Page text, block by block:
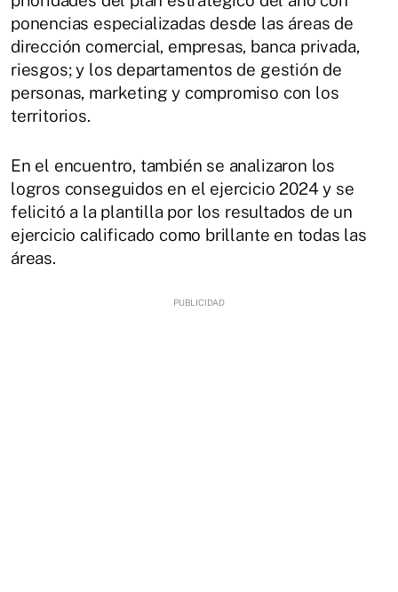
ponencias especializadas desde las áreas de
dirección comercial, empresas, banca privada,
riesgos; y los departamentos de gestión de
personas, marketing y compromiso con los
territorios.
En el encuentro, también se analizaron los
logros conseguidos en el ejercicio 2024 y se
felicitó a la plantilla por los resultados de un
ejercicio calificado como brillante en todas las
áreas.